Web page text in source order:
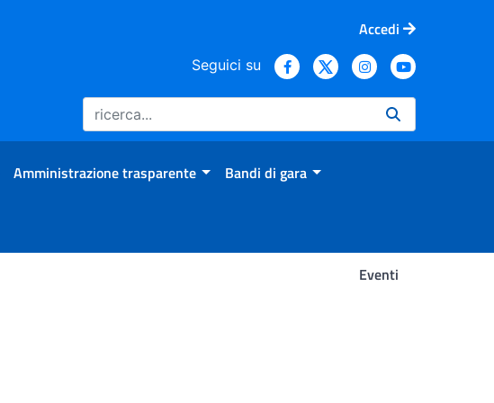
Accedi
Seguici su
Amministrazione trasparente Bandi di gara
Eventi